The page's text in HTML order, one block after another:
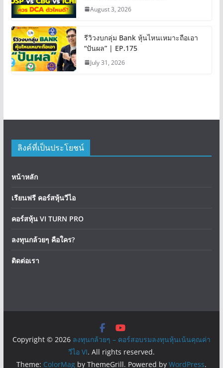
August 3, 2026
รีวิวงบกลุ่ม Bank หุ้นไหนเหมาะถือเอา
“ปันผล” | EP.175
July 31, 2026
ลิงค์ที่เป็นประโยชน์
หน้าหลัก
เรียนฟรี คอร์สหุ้นวีไอ
คอร์สหุ้น VI TURN PRO
ลงทุนกล้วยๆ คือใคร?
ติดต่อเรา
Copyright © 2026 ลงทุนกล้วยๆ – คอร์สอบรมลงทุนหุ้นเน้นคุณค่า
วีไอ VI. All rights reserved.
Theme: ColorMagby ThemeGrill. Powered by WordPress.